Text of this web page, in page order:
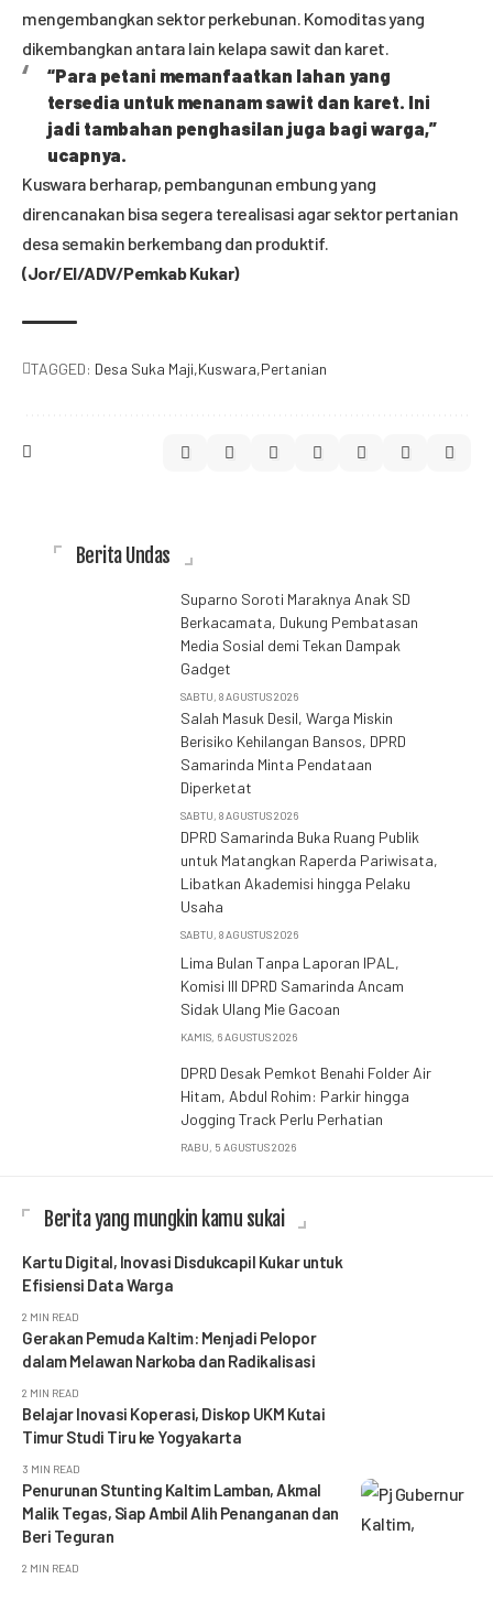
mengembangkan sektor perkebunan. Komoditas yang
dikembangkan antara lain kelapa sawit dan karet.
“Para petani memanfaatkan lahan yang
tersedia untuk menanam sawit dan karet. Ini
jadi tambahan penghasilan juga bagi warga,”
ucapnya.
Kuswara berharap, pembangunan embung yang
direncanakan bisa segera terealisasi agar sektor pertanian
desa semakin berkembang dan produktif.
(Jor/El/ADV/Pemkab Kukar)
TAGGED: Desa Suka Maji Kuswara Pertanian
Berita Undas
Suparno Soroti Maraknya Anak SD
Berkacamata, Dukung Pembatasan
Media Sosial demi Tekan Dampak
Gadget
SABTU, 8 AGUSTUS 2026
Salah Masuk Desil, Warga Miskin
Berisiko Kehilangan Bansos, DPRD
Samarinda Minta Pendataan
Diperketat
SABTU, 8 AGUSTUS 2026
DPRD Samarinda Buka Ruang Publik
untuk Matangkan Raperda Pariwisata,
Libatkan Akademisi hingga Pelaku
Usaha
SABTU, 8 AGUSTUS 2026
Lima Bulan Tanpa Laporan IPAL,
Komisi III DPRD Samarinda Ancam
Sidak Ulang Mie Gacoan
KAMIS, 6 AGUSTUS 2026
DPRD Desak Pemkot Benahi Folder Air
Hitam, Abdul Rohim: Parkir hingga
Jogging Track Perlu Perhatian
RABU, 5 AGUSTUS 2026
Berita yang mungkin kamu sukai
Kartu Digital, Inovasi Disdukcapil Kukar untuk
Efisiensi Data Warga
2 MIN READ
Gerakan Pemuda Kaltim: Menjadi Pelopor
dalam Melawan Narkoba dan Radikalisasi
2 MIN READ
Belajar Inovasi Koperasi, Diskop UKM Kutai
Timur Studi Tiru ke Yogyakarta
3 MIN READ
Penurunan Stunting Kaltim Lamban, Akmal
Malik Tegas, Siap Ambil Alih Penanganan dan
Beri Teguran
2 MIN READ